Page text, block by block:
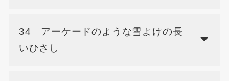
34 アーケードのような雪よけの長
いひさし